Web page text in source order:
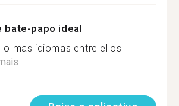
bate-papo ideal
o mas idiomas entre ellos